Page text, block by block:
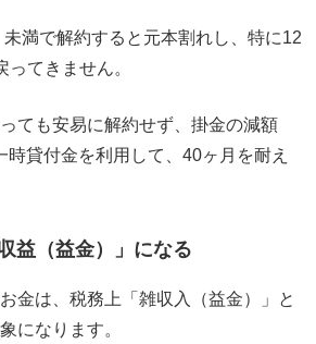
満で解約すると元本割れし、特に12
てきません。
ても安易に解約せず、掛金の減額
時貸付金を利用して、40ヶ月を耐え
益（益金）」になる
金は、税務上「雑収入（益金）」と
になります。